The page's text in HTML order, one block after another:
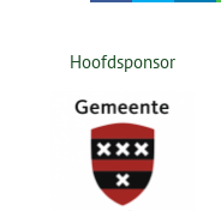
Hoofdsponsor